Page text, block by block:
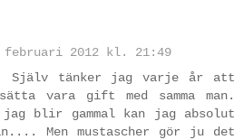
februari 2012 kl. 21:49
Själv tänker jag varje år att
vara gift med samma man.
jag blir gammal kan jag absolut
Men mustascher gör ju det